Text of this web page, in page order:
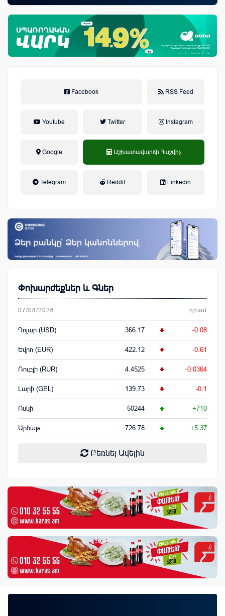
Facebook RSS Feed
Youtube Twitter Instagram
Google Աշխատավարձի Հաշվիչ
Telegram Reddit Linkedin
Փոխարժեքներ և Գներ
07/08/2026 դրամ
Դոլար (USD) 366.17 -0.08
Եվրո (EUR) 422.12 -0.61
Ռուբլի (RUR) 4.4525 -0.0364
Լարի (GEL) 139.73 -0.1
Ոսկի 50244 +710
Արծաթ 726.78 +5.37
Բեռնել Ավելին